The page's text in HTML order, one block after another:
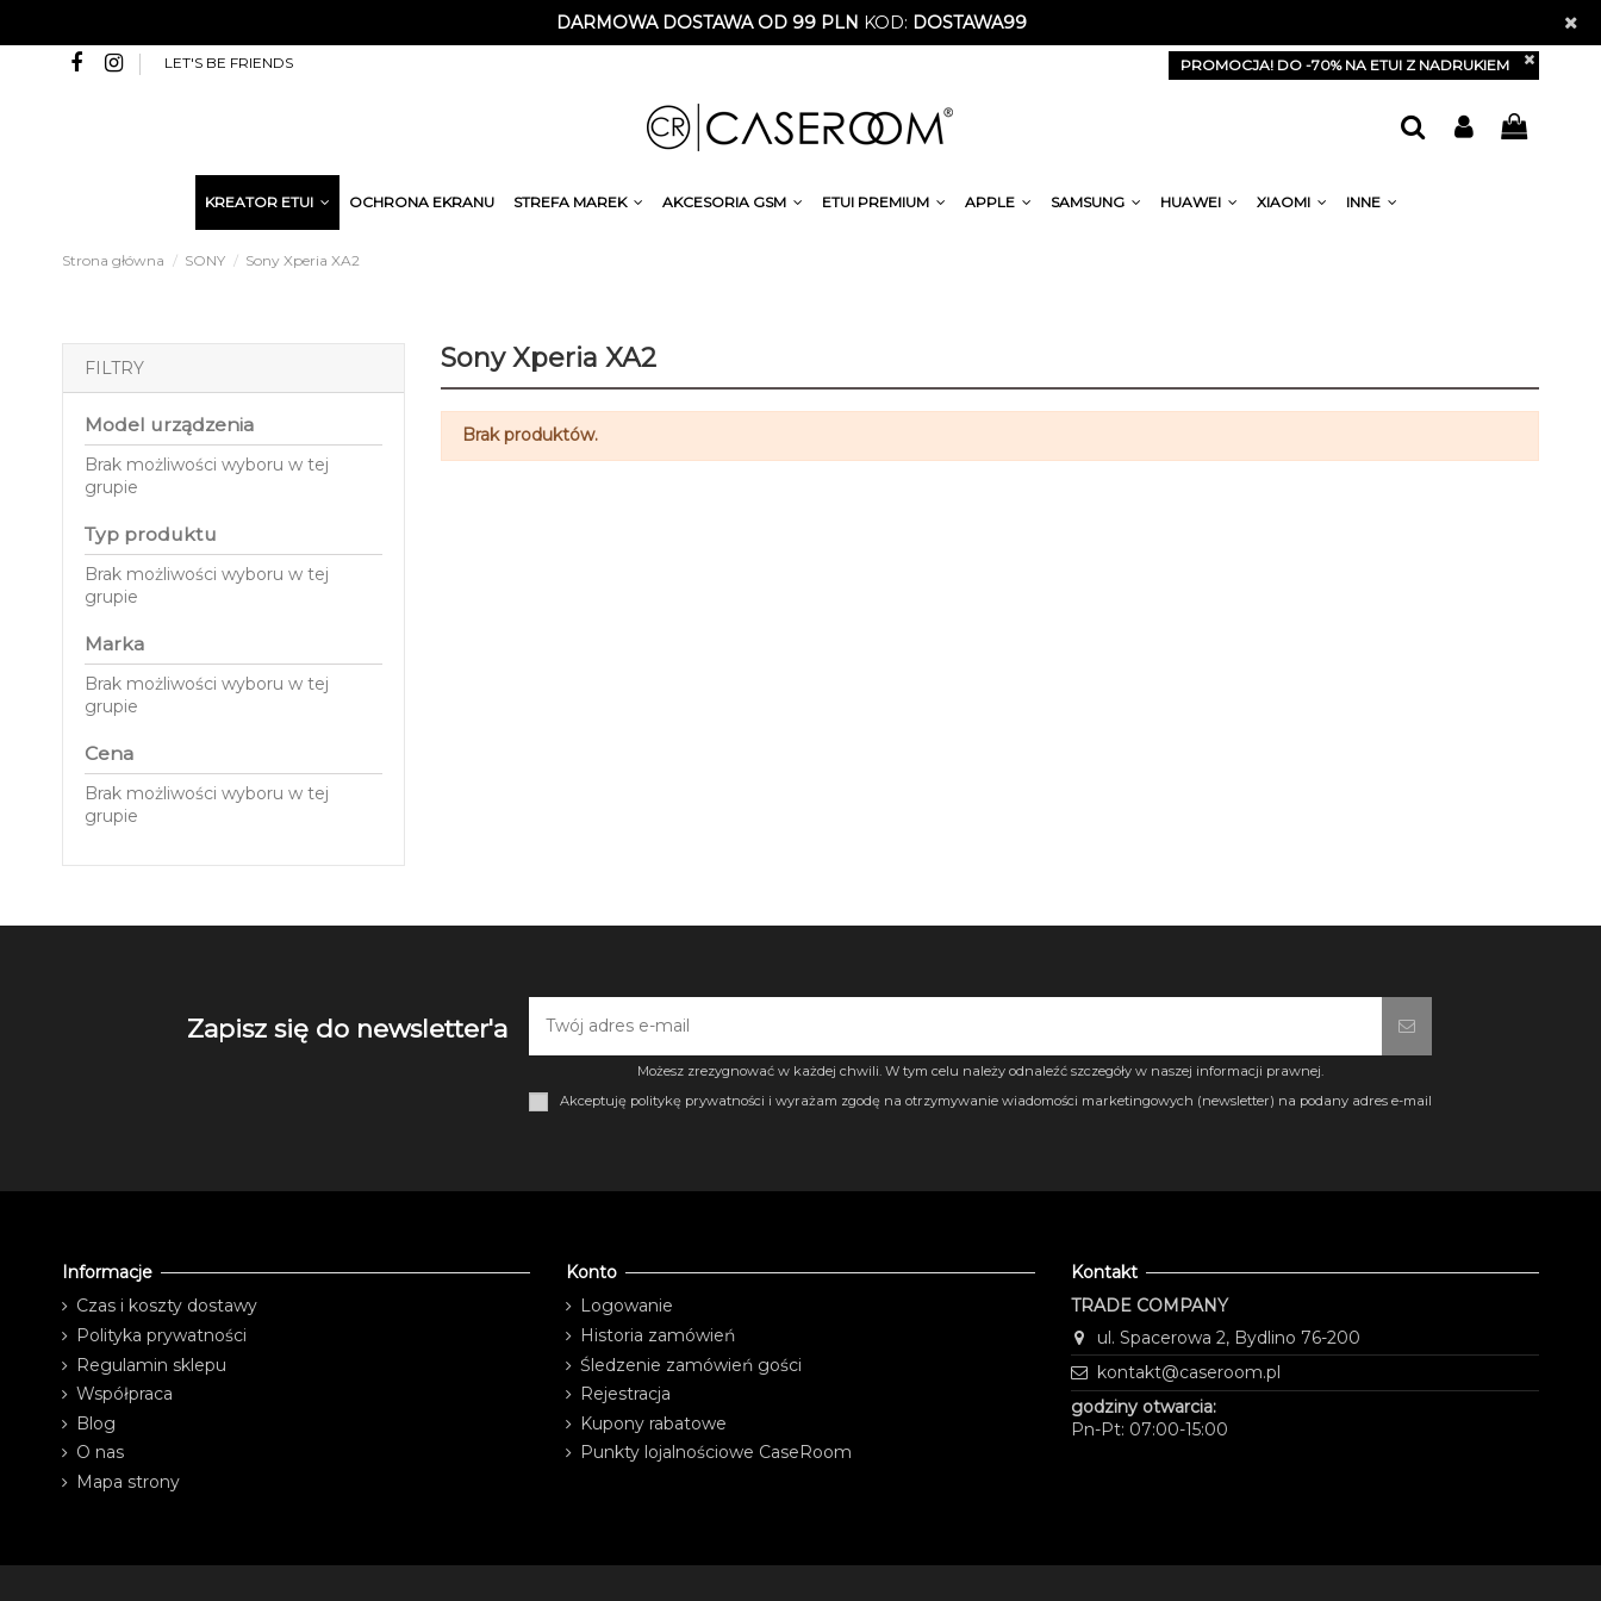
DARMOWA DOSTAWA OD 99 PLN KOD: DOSTAWA99
LET'S BE FRIENDS PROMOCJA! DO -70% NA ETUI Z NADRUKIEM
KREATOR ETUI OCHRONA EKRANU STREFA MAREK AKCESORIA GSM ETUI PREMIUM APPLE SAMSUNG HUAWEI XIAOMI INNE
Strona główna SONY Sony Xperia XA2
Sony Xperia XA2
Brak produktów.
FILTRY
Model urządzenia
Brak możliwości wyboru w tej
grupie
Typ produktu
Brak możliwości wyboru w tej
grupie
Marka
Brak możliwości wyboru w tej
grupie
Cena
Brak możliwości wyboru w tej
grupie
Zapisz się do newsletter'a
Możesz zrezygnować w każdej chwili. W tym celu należy odnaleźć szczegóły w naszej informacji prawnej.
Akceptuję politykę prywatności i wyrażam zgodę na otrzymywanie wiadomości marketingowych (newsletter) na podany adres e-mail
Informacje
Czas i koszty dostawy
Polityka prywatności
Regulamin sklepu
Współpraca
Blog
O nas
Mapa strony
Konto
Logowanie
Historia zamówień
Śledzenie zamówień gości
Rejestracja
Kupony rabatowe
Punkty lojalnościowe CaseRoom
Kontakt
TRADE COMPANY
ul. Spacerowa 2, Bydlino 76-200
kontakt@caseroom.pl
godziny otwarcia:
Pn-Pt: 07:00-15:00